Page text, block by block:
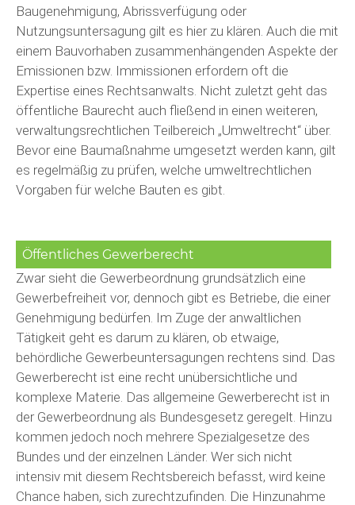
Baugenehmigung, Abrissverfügung oder
Nutzungsuntersagung gilt es hier zu klären. Auch die mit
einem Bauvorhaben zusammenhängenden Aspekte der
Emissionen bzw. Immissionen erfordern oft die
Expertise eines Rechtsanwalts. Nicht zuletzt geht das
öffentliche Baurecht auch fließend in einen weiteren,
verwaltungsrechtlichen Teilbereich „Umweltrecht“ über.
Bevor eine Baumaßnahme umgesetzt werden kann, gilt
es regelmäßig zu prüfen, welche umweltrechtlichen
Vorgaben für welche Bauten es gibt.
Öffentliches Gewerberecht
Zwar sieht die Gewerbeordnung grundsätzlich eine
Gewerbefreiheit vor, dennoch gibt es Betriebe, die einer
Genehmigung bedürfen. Im Zuge der anwaltlichen
Tätigkeit geht es darum zu klären, ob etwaige,
behördliche Gewerbeuntersagungen rechtens sind. Das
Gewerberecht ist eine recht unübersichtliche und
komplexe Materie. Das allgemeine Gewerberecht ist in
der Gewerbeordnung als Bundesgesetz geregelt. Hinzu
kommen jedoch noch mehrere Spezialgesetze des
Bundes und der einzelnen Länder. Wer sich nicht
intensiv mit diesem Rechtsbereich befasst, wird keine
Chance haben, sich zurechtzufinden. Die Hinzunahme